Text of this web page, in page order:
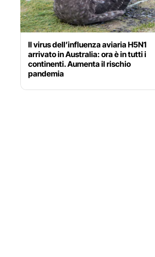
Il virus dell’influenza aviaria H5N1
arrivato in Australia: ora è in tutti i
continenti. Aumenta il rischio
pandemia